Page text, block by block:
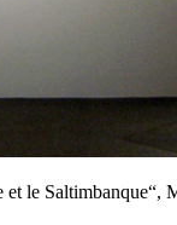
le Saltimbanque“,